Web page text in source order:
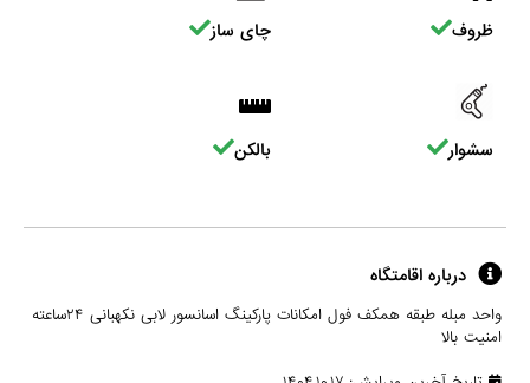
ظروف چای ساز
سشوار بالکن
درباره اقامتگاه
واحد مبله طبقه همکف فول امکانات پارکینگ اسانسور لابی نکهبانی ۲۴ساعته
امنیت بالا